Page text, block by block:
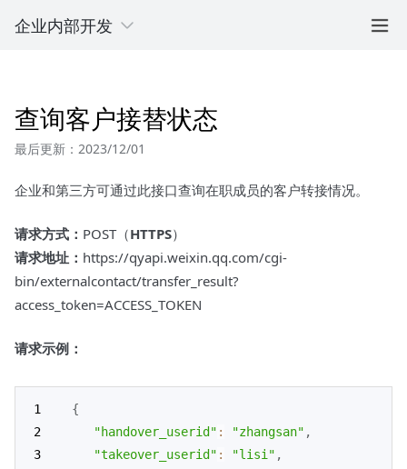
企业内部开发
查询客户接替状态
最后更新：2023/12/01
企业和第三方可通过此接口查询在职成员的客户转接情况。
请求方式： POST（HTTPS）
请求地址： https://qyapi.weixin.qq.com/cgi-
bin/externalcontact/transfer_result?
access_token=ACCESS_TOKEN
请求示例：
{
"handover_userid" : "zhangsan" ,
"takeover_userid" : "lisi" ,